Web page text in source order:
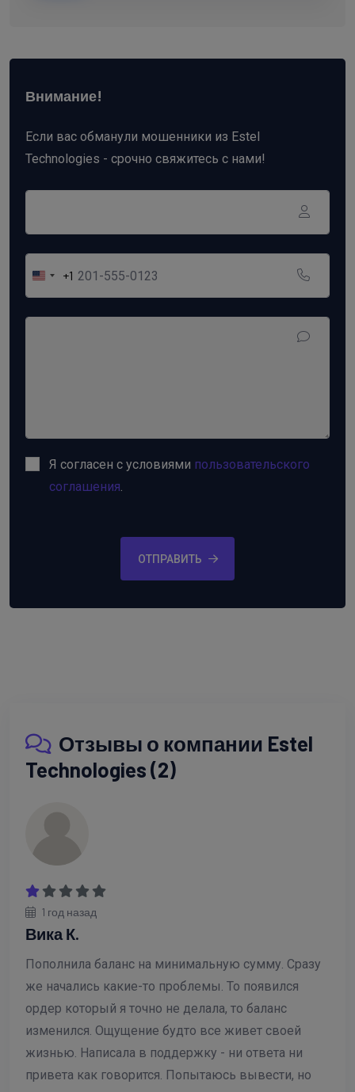
Внимание!
Если вас обманули мошенники из Estel
Technologies - срочно свяжитесь с нами!
United
States
+1
+1
Я согласен с условиями пользовательского
соглашения.
ОТПРАВИТЬ
Отзывы о компании Estel
Technologies (2)
1 год назад
Вика К.
Пополнила баланс на минимальную сумму. Сразу
же начались какие-то проблемы. То появился
ордер который я точно не делала, то баланс
изменился. Ощущение будто все живет своей
жизнью. Написала в поддержку - ни ответа ни
привета как говорится. Попытаюсь вывести, но